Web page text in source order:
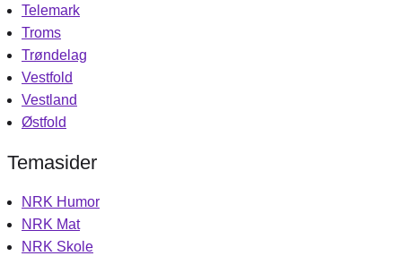
Telemark
Troms
Trøndelag
Vestfold
Vestland
Østfold
Temasider
NRK Humor
NRK Mat
NRK Skole